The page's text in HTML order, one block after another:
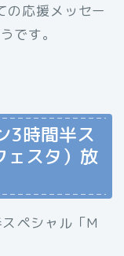
の応援メッセー
です。
3時間半ス
ェスタ）放
ペシャル「M